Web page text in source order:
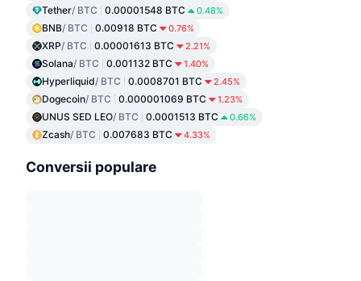
Tether/ BTC 0.00001548 BTC 0.48%
BNB/ BTC 0.00918 BTC 0.76%
XRP/ BTC 0.00001613 BTC 2.21%
Solana/ BTC 0.001132 BTC 1.40%
Hyperliquid/ BTC 0.0008701 BTC 2.45%
Dogecoin/ BTC 0.000001069 BTC 1.23%
UNUS SED LEO/ BTC 0.0001513 BTC 0.66%
Zcash/ BTC 0.007683 BTC 4.33%
Conversii populare